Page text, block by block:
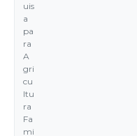
uis
a
pa
ra
A
gri
cu
ltu
ra
Fa
mi